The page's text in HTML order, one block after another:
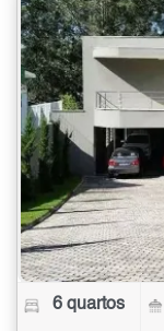
6 quartos